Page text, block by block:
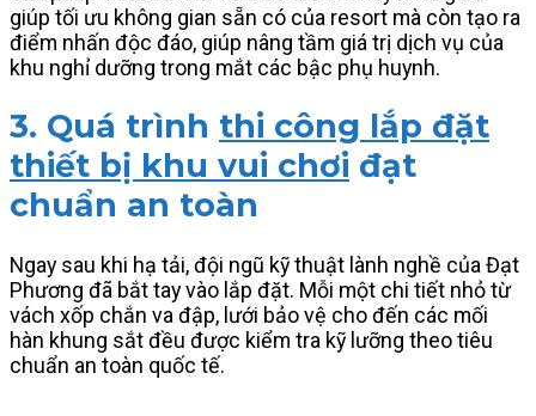
giúp tối ưu không gian sẵn có của resort mà còn tạo ra
điểm nhấn độc đáo, giúp nâng tầm giá trị dịch vụ của
khu nghỉ dưỡng trong mắt các bậc phụ huynh.
3. Quá trình thi công lắp đặt
thiết bị khu vui chơi đạt
chuẩn an toàn
Ngay sau khi hạ tải, đội ngũ kỹ thuật lành nghề của Đạt
Phương đã bắt tay vào lắp đặt. Mỗi một chi tiết nhỏ từ
vách xốp chắn va đập, lưới bảo vệ cho đến các mối
hàn khung sắt đều được kiểm tra kỹ lưỡng theo tiêu
chuẩn an toàn quốc tế.